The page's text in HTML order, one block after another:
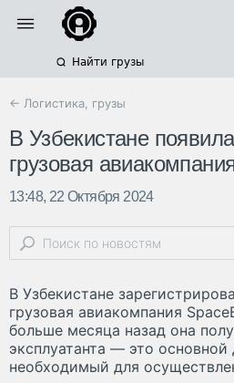
Найти грузы
← Логистика, грузы
В Узбекистане
грузовая
13:48, 22 Октября 2024
В Узбекистане
грузовая авиакомпания
больше месяца назад она
эксплуатанта — это основной
необходимый для